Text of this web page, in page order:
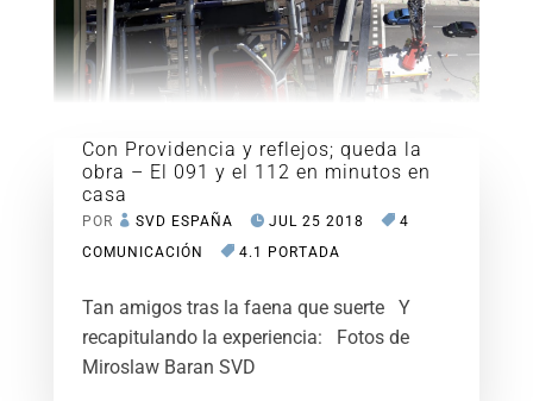
Con Providencia y reflejos; queda la
obra – El 091 y el 112 en minutos en
casa
POR SVD ESPAÑA JUL 25 2018
4
COMUNICACIÓN
4.1 PORTADA
Tan amigos tras la faena que suerte Y
recapitulando la experiencia: Fotos de
Miroslaw Baran SVD